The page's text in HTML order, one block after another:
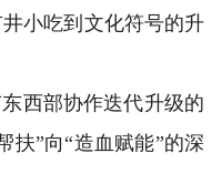
小吃到文化符号的升
西部协作迭代升级的
扶”向“造血赋能”的深